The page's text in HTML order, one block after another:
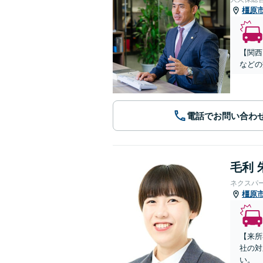
橿原
【関
など
電話でお問い合わ
毛利
ネクスパ
橿原
【来
社の
い。